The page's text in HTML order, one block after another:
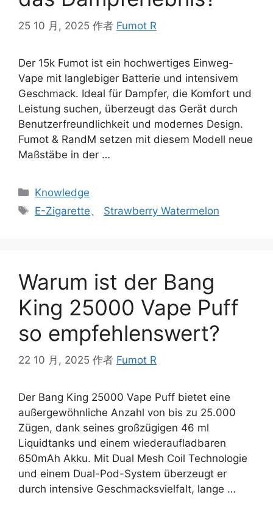
25 10 月, 2025 作者 Fumot R
Der 15k Fumot ist ein hochwertiges Einweg-
Vape mit langlebiger Batterie und intensivem
Geschmack. Ideal für Dampfer, die Komfort und
Leistung suchen, überzeugt das Gerät durch
Benutzerfreundlichkeit und modernes Design.
Fumot & RandM setzen mit diesem Modell neue
Maßstäbe in der …
Knowledge
E-Zigarette、 Strawberry Watermelon
Warum ist der Bang
King 25000 Vape Puff
so empfehlenswert?
22 10 月, 2025 作者 Fumot R
Der Bang King 25000 Vape Puff bietet eine
außergewöhnliche Anzahl von bis zu 25.000
Zügen, dank seines großzügigen 46 ml
Liquidtanks und einem wiederaufladbaren
650mAh Akku. Mit Dual Mesh Coil Technologie
und einem Dual-Pod-System überzeugt er
durch intensive Geschmacksvielfalt, lange …